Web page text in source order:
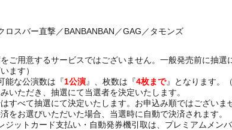
ロスバー直撃／BANBANBAN／GAG／タモンズ
をご用意するサービスではございません。一般発売前に抽
ます）
能な公演数は『1公演』、枚数は『4枚まで』となります。
いただき、抽選にて当選者を決定いたします。
すべて抽選にて決定いたします。お申込み順ではございま
をお選びいただいた場合、当選時に自動で決済されます。
ジットカード支払い・自動発券機引取は、プレミアムメン